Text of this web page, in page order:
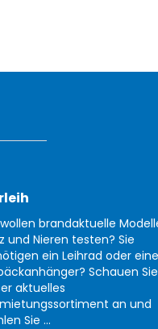
brandaktuelle
und Nieren testen? Sie
ein Leihrad oder
Schauen
aktuelles
an und
Sie ...